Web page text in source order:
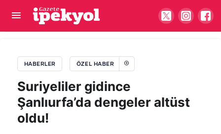
HABERLER ÖZEL HABER
Suriyeliler gidince
Şanlıurfa’da dengeler altüst
oldu!
Şanlıurfa sıcaklıkta bugün Türkiye'nin zirvesine